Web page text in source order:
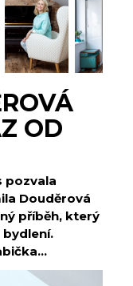
OD
pozvala
Douděrová
příběh, který
bydlení.